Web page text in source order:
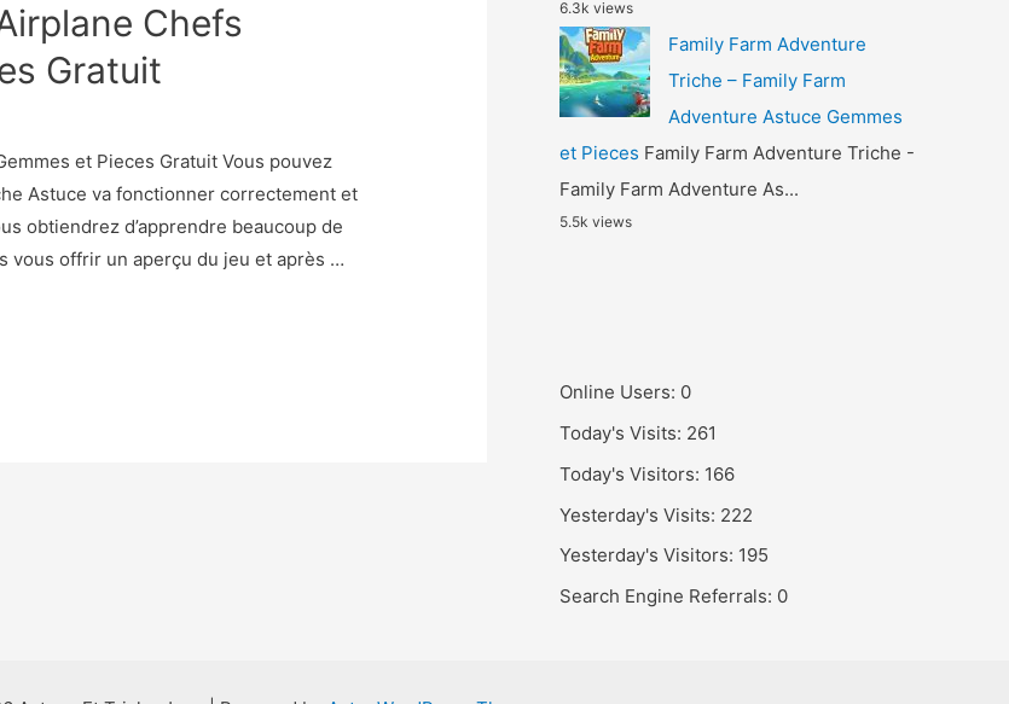
Chefs
Gratuit
et Pieces Gratuit Vous pouvez
Astuce va fonctionner correctement et
obtiendrez d’apprendre beaucoup de
vous offrir un aperçu du jeu et après …
6.3k views
Family Farm Adventure
Triche – Family Farm
Adventure Astuce Gemmes
et Pieces Family Farm Adventure Triche -
Family Farm Adventure As...
5.5k views
Online Users: 0
Today's Visits: 261
Today's Visitors: 166
Yesterday's Visits: 222
Yesterday's Visitors: 195
Search Engine Referrals: 0